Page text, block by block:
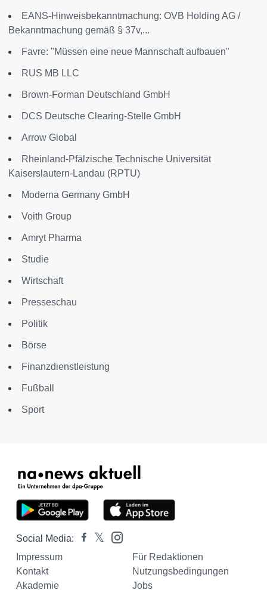
EANS-Hinweisbekanntmachung: OVB Holding AG /
Bekanntmachung gemäß § 37v,...
Favre: "Müssen eine neue Mannschaft aufbauen"
RUS MB LLC
Brown-Forman Deutschland GmbH
DCS Deutsche Clearing-Stelle GmbH
Arrow Global
Rheinland-Pfälzische Technische Universität
Kaiserslautern-Landau (RPTU)
Moderna Germany GmbH
Voith Group
Amryt Pharma
Studie
Wirtschaft
Presseschau
Politik
Börse
Finanzdienstleistung
Fußball
Sport
Social Media:
Impressum
Für Redaktionen
Kontakt
Nutzungsbedingungen
Akademie
Jobs